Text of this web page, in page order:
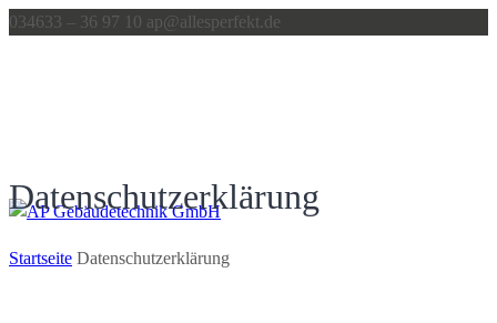
InhaltDirekt
034633 – 36 97 10 ap@allesperfekt.de
Datenschutzerklärung
Startseite Datenschutzerklärung